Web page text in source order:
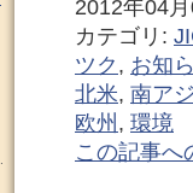
2012年04
カテゴリ:
ツク , お知
北米, 南ア
欧州 , 環境
この記事へ